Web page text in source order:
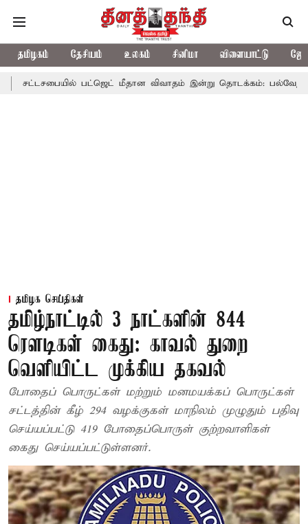
தமிழகம் தேசியம் உலகம் சினிமா விளையாட்டு
பட்ஜெட் மீதான விவாதம் இன்று தொடக்கம்: பல்வேறு
தமிழக செய்திகள்
தமிழ்நாட்டில் 3 நாட்களின் 844
ரெளடிகள் கைது: காவல் துறை
வெளியிட்ட முக்கிய தகவல்
போதைப் பொருட்கள் மற்றும் மனமயக்கப் பொருட்கள்
சட்டத்தின் கீழ் 294 வழக்குகள் மாநிலம் முழுதும் பதிவு
செய்யப்பட்டு 419 போதைப்பொருள் குற்றவாளிகள்
கைது செய்யப்பட்டுள்ளனர்.